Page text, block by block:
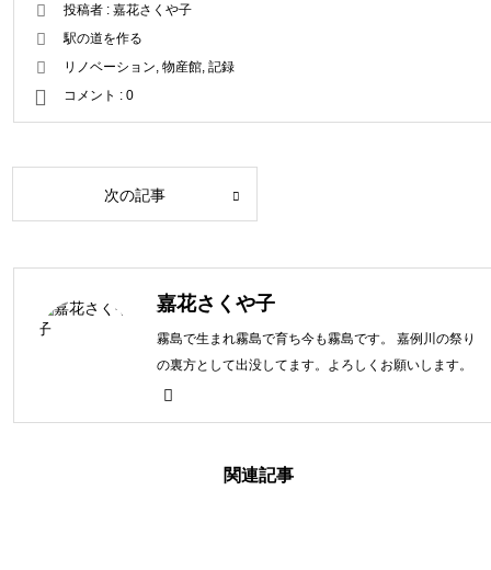
投稿者 : 嘉花さくや子
駅の道を作る
リノベーション 物産館 記録
コメント : 0
次の記事
嘉花さくや子
霧島で生まれ霧島で育ち今も霧島です。 嘉例川の祭り
の裏方として出没してます。よろしくお願いします。
関連記事